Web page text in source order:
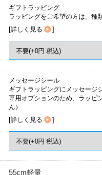
ギフトラッピング
ラッピングをご希望の方は、種
[詳しく見る ]
メッセージシール
ギフトラッピングにメッセージ
専用オプションのため、ラッピ
ん）
[詳しく見る ]
55cm軽量